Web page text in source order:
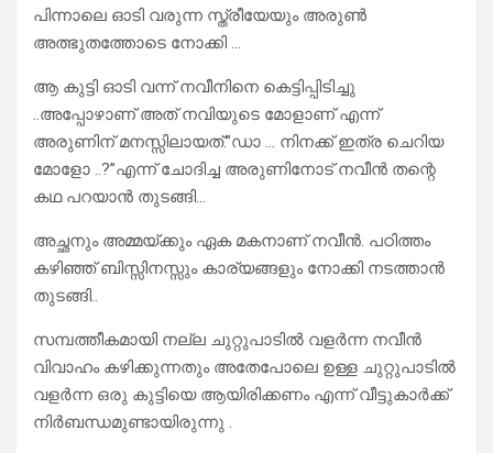
പിന്നാലെ ഓടി വരുന്ന സ്ത്രീയേയും അരുൺ
അത്ഭുതത്തോടെ നോക്കി …
ആ കുട്ടി ഓടി വന്ന് നവീനിനെ കെട്ടിപ്പിടിച്ചു
..അപ്പോഴാണ് അത് നവിയുടെ മോളാണ് എന്ന്
അരുണിന് മനസ്സിലായത്.”ഡാ … നിനക്ക് ഇത്ര ചെറിയ
മോളോ ..?”എന്ന് ചോദിച്ച അരുണിനോട് നവീൻ തന്റെ
കഥ പറയാൻ തുടങ്ങി…
അച്ഛനും അമ്മയ്ക്കും ഏക മകനാണ് നവീൻ. പഠിത്തം
കഴിഞ്ഞ് ബിസ്സിനസ്സും കാര്യങ്ങളും നോക്കി നടത്താൻ
തുടങ്ങി..
സമ്പത്തീകമായി നല്ല ചുറ്റുപാടിൽ വളർന്ന നവീൻ
വിവാഹം കഴിക്കുന്നതും അതേപോലെ ഉള്ള ചുറ്റുപാടിൽ
വളർന്ന ഒരു കുട്ടിയെ ആയിരിക്കണം എന്ന് വീട്ടുകാർക്ക്
നിർബന്ധമുണ്ടായിരുന്നു .